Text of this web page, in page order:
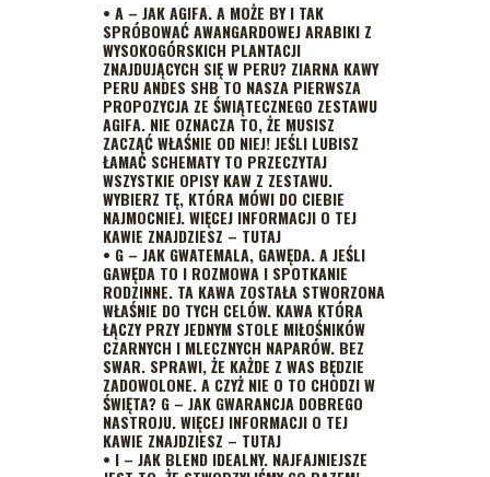
• A – JAK AGIFA. A MOŻE BY I TAK
SPRÓBOWAĆ AWANGARDOWEJ ARABIKI Z
WYSOKOGÓRSKICH PLANTACJI
ZNAJDUJĄCYCH SIĘ W PERU? ZIARNA KAWY
PERU ANDES SHB TO NASZA PIERWSZA
PROPOZYCJA ZE ŚWIĄTECZNEGO ZESTAWU
AGIFA. NIE OZNACZA TO, ŻE MUSISZ
ZACZĄĆ WŁAŚNIE OD NIEJ! JEŚLI LUBISZ
ŁAMAĆ SCHEMATY TO PRZECZYTAJ
WSZYSTKIE OPISY KAW Z ZESTAWU.
WYBIERZ TĘ, KTÓRA MÓWI DO CIEBIE
NAJMOCNIEJ. WIĘCEJ INFORMACJI O TEJ
KAWIE ZNAJDZIESZ – TUTAJ
• G – JAK GWATEMALA, GAWĘDA. A JEŚLI
GAWĘDA TO I ROZMOWA I SPOTKANIE
RODZINNE. TA KAWA ZOSTAŁA STWORZONA
WŁAŚNIE DO TYCH CELÓW. KAWA KTÓRA
ŁĄCZY PRZY JEDNYM STOLE MIŁOŚNIKÓW
CZARNYCH I MLECZNYCH NAPARÓW. BEZ
SWAR. SPRAWI, ŻE KAŻDE Z WAS BĘDZIE
ZADOWOLONE. A CZYŻ NIE O TO CHODZI W
ŚWIĘTA? G – JAK GWARANCJA DOBREGO
NASTROJU. WIĘCEJ INFORMACJI O TEJ
KAWIE ZNAJDZIESZ – TUTAJ
• I – JAK BLEND IDEALNY. NAJFAJNIEJSZE